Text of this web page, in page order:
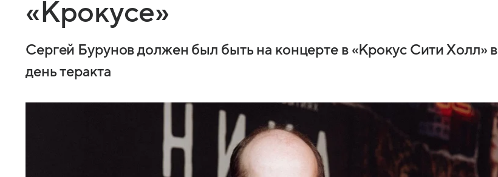
«Крокусе»
Сергей Бурунов должен был быть на концерте в «Крокус Сити Холл» в
день теракта